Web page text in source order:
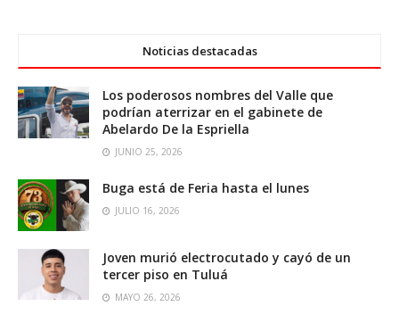
Noticias destacadas
Los poderosos nombres del Valle que
podrían aterrizar en el gabinete de
Abelardo De la Espriella
JUNIO 25, 2026
Buga está de Feria hasta el lunes
JULIO 16, 2026
Joven murió electrocutado y cayó de un
tercer piso en Tuluá
MAYO 26, 2026